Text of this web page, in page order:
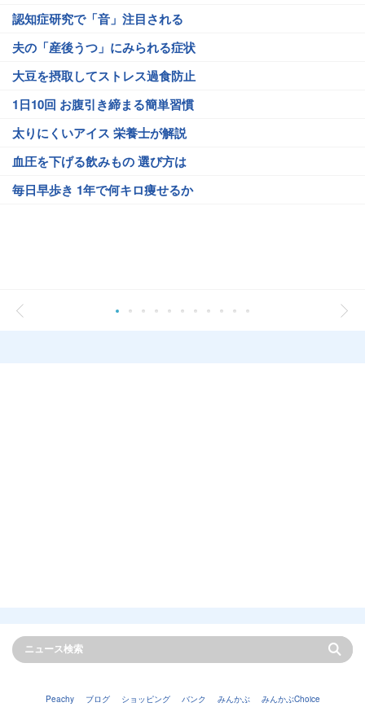
認知症研究で「音」注目される
夫の「産後うつ」にみられる症状
大豆を摂取してストレス過食防止
1日10回 お腹引き締まる簡単習慣
太りにくいアイス 栄養士が解説
血圧を下げる飲みもの 選び方は
毎日早歩き 1年で何キロ痩せるか
Peachy ブログ ショッピング バンク みんかぶ みんかぶChoice